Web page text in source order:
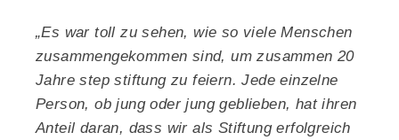
„Es war toll zu sehen, wie so viele Menschen
zusammengekommen sind, um zusammen 20
Jahre step stiftung zu feiern. Jede einzelne
Person, ob jung oder jung geblieben, hat ihren
Anteil daran, dass wir als Stiftung erfolgreich